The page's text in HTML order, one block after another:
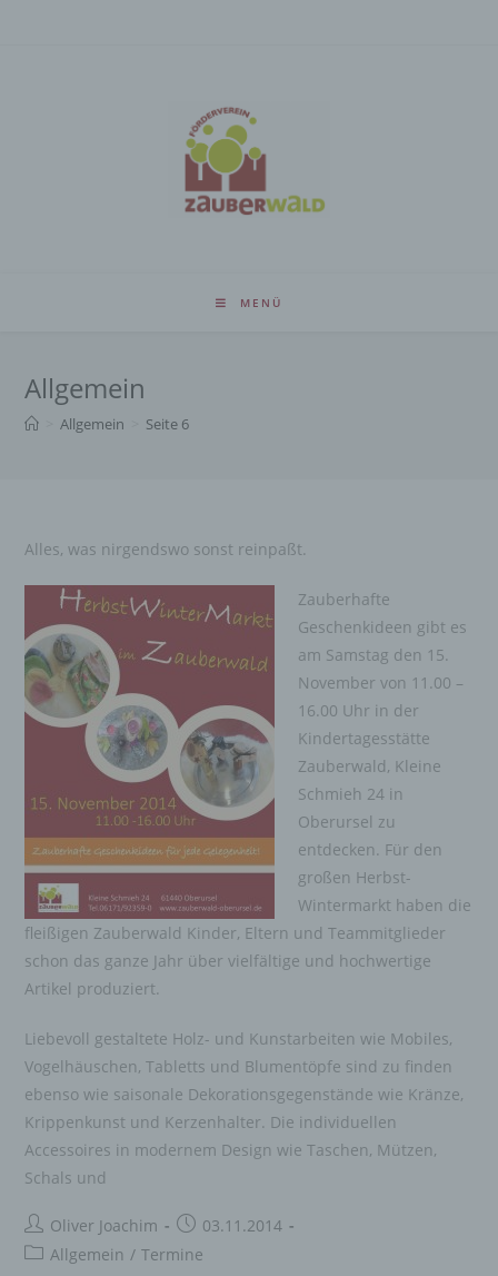
MENÜ
Allgemein
Allgemein Seite 6
Alles, was nirgendswo sonst reinpaßt.
Zauberhafte
Geschenkideen gibt es
am Samstag den 15.
November von 11.00 –
16.00 Uhr in der
Kindertagesstätte
Zauberwald, Kleine
Schmieh 24 in
Oberursel zu
entdecken. Für den
großen Herbst-
Wintermarkt haben die
fleißigen Zauberwald Kinder, Eltern und Teammitglieder
schon das ganze Jahr über vielfältige und hochwertige
Artikel produziert.
Liebevoll gestaltete Holz- und Kunstarbeiten wie Mobiles,
Vogelhäuschen, Tabletts und Blumentöpfe sind zu finden
ebenso wie saisonale Dekorationsgegenstände wie Kränze,
Krippenkunst und Kerzenhalter. Die individuellen
Accessoires in modernem Design wie Taschen, Mützen,
Schals und
Beitrags-
Autor:
Oliver Joachim
Beitrag
veröffentlicht:
03.11.2014
Beitrags-
Allgemein / Termine